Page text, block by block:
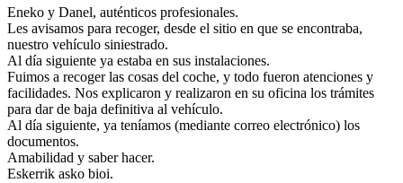
Eneko y Danel, auténticos profesionales.
Les avisamos para recoger, desde el sitio en que se encontraba,
nuestro vehículo siniestrado.
Al día siguiente ya estaba en sus instalaciones.
Fuimos a recoger las cosas del coche, y todo fueron atenciones y
facilidades. Nos explicaron y realizaron en su oficina los trámites
para dar de baja definitiva al vehículo.
Al día siguiente, ya teníamos (mediante correo electrónico) los
documentos.
Amabilidad y saber hacer.
Eskerrik asko bioi.